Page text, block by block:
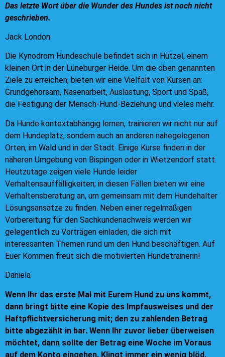
Das letzte Wort über die Wunder des Hundes ist noch nicht
geschrieben.
Jack London
Die Kynodrom Hundeschule befindet sich in Hützel, einem
kleinen Ort in der Lüneburger Heide. Um die oben genannten
Ziele zu erreichen, bieten wir eine Vielfalt von Kursen an:
Grundgehorsam, Nasenarbeit, Auslastung, Sport und Spaß,
die Festigung der Mensch-Hund-Beziehung und vieles mehr.
Da Hunde kontextabhängig lernen, trainieren wir nicht nur auf
dem Hundeplatz, sondern auch an anderen nahegelegenen
Orten, im Wald und in der Stadt. Einige Kurse finden in der
näheren Umgebung von Bispingen oder in Wietzendorf statt.
Heutzutage zeigen viele Hunde leider
Verhaltensauffälligkeiten; in diesen Fällen bieten wir eine
Verhaltensberatung an, um gemeinsam mit dem Hundehalter
Lösungsansätze zu finden. Neben einer regelmäßigen
Vorbereitung für den Sachkundenachweis werden wir
gelegentlich zu Vorträgen einladen, die sich mit
interessanten Themen rund um den Hund beschäftigen. Auf
Euer Kommen freut sich die motivierten Hundetrainerin!
Daniela
Wenn Ihr das erste Mal mit Eurem Hund zu uns kommt,
dann bringt bitte eine Kopie des Impfausweises und der
Haftpflichtversicherung mit; den zu zahlenden Betrag
bitte abgezählt in bar. Wenn Ihr zuvor lieber überweisen
möchtet, dann sollte der Betrag eine Woche im Voraus
auf dem Konto eingehen. Klingt immer ein wenig blöd,